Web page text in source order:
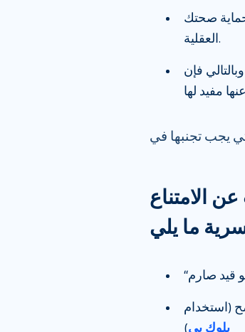
صحتك
العقلية.
فإن
الامتناع
(استخدام
بلوك بي)